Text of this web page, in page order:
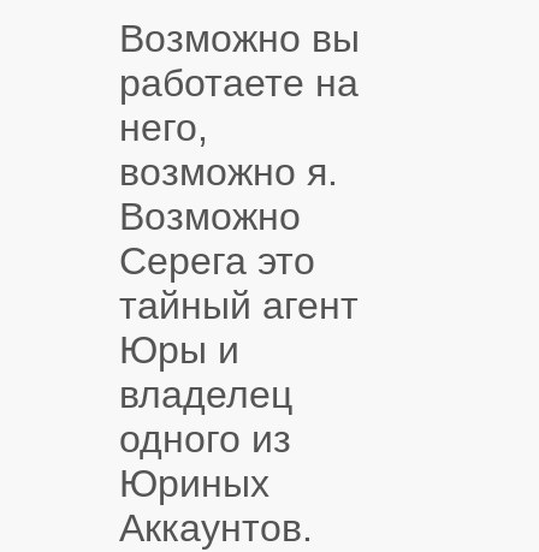
Возможно вы
работаете на
него,
возможно я.
Возможно
Серега это
тайный агент
Юры и
владелец
одного из
Юриных
Аккаунтов.